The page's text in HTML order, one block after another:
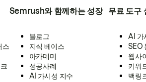
스
Semrush와 함께하는 성장
블로그
지식 베이스
아카데미
성공사례
AI 가시성 지수
무료 도구
AI 가
SEO
웹사
키워
백링